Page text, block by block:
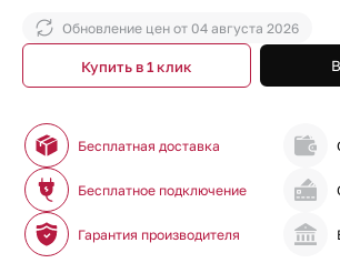
Обновление цен от 04 августа 2026
Купить в 1 клик
Бесплатная доставка
Бесплатное подключение
Гарантия производителя